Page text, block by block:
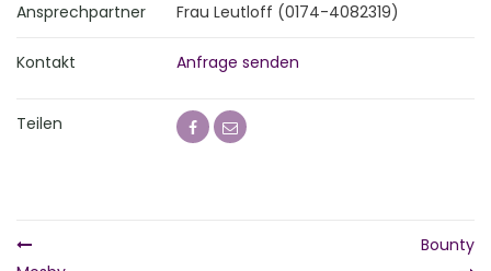
Ansprechpartner Frau Leutloff (0174-4082319)
Kontakt Anfrage senden
Teilen
Bounty